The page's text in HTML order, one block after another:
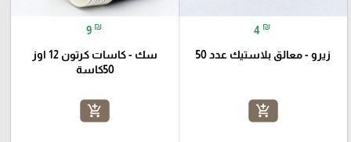
4 ₪
زيرو - معالق بلاستيك عدد 50
add_shopping_cart
9 ₪
سك - كاسات كرتون 12 اوز
50كاسة
add_shopping_cart